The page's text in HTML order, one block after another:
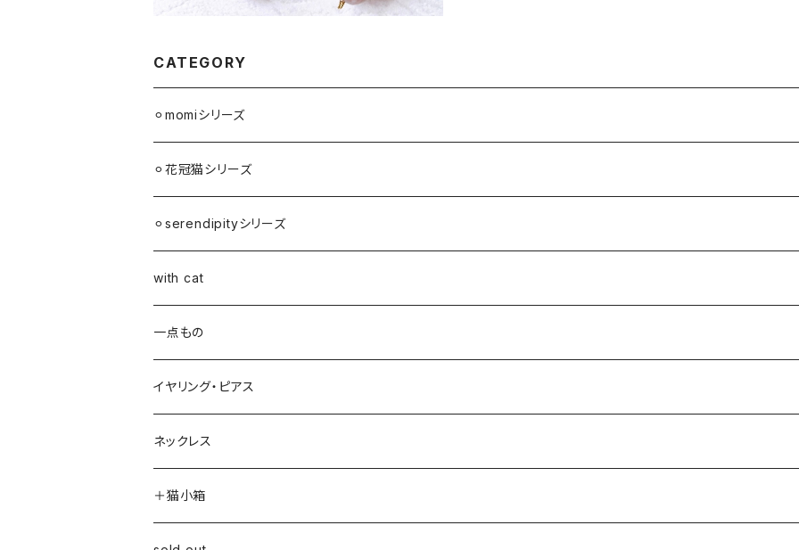
CATEGORY
⚪︎momiシリーズ
⚪︎花冠猫シリーズ
⚪︎serendipityシリーズ
with cat
一点もの
イヤリング・ピアス
ネックレス
＋猫小箱